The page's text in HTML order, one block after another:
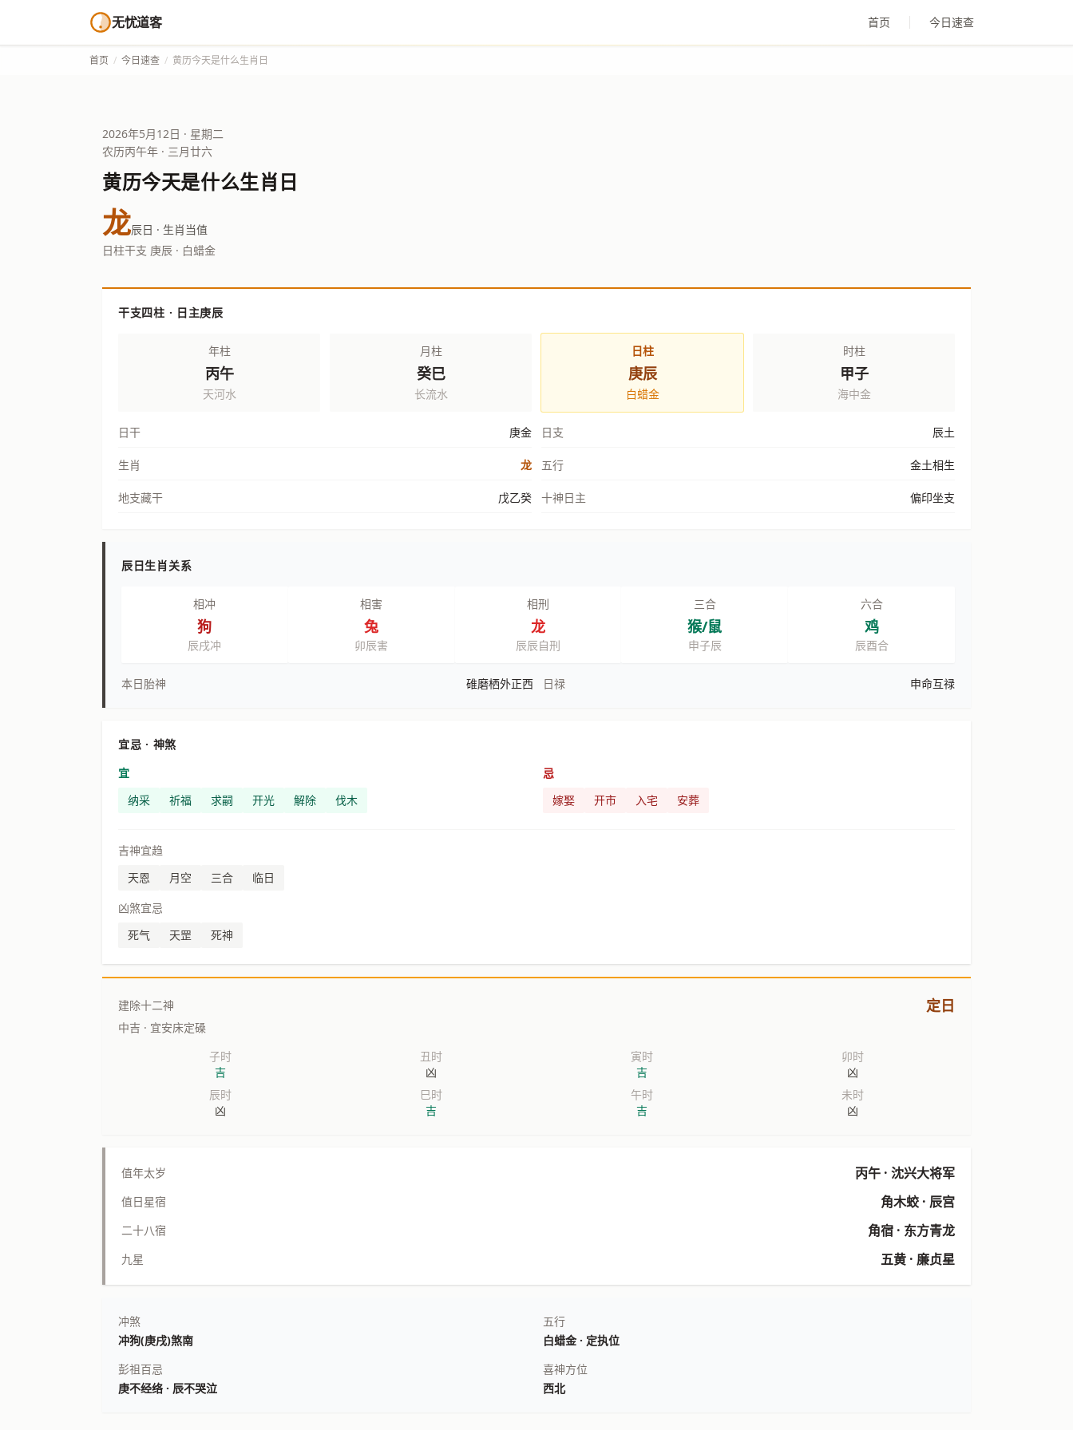
无忧道客 首页 今日速查
首页 / 今日速查 / 黄历今天是什么生肖日
2026年5月12日 · 星期二
农历丙午年 · 三月廿六
黄历今天是什么生肖日
龙辰日 · 生肖当值
日柱干支 庚辰 · 白蜡金
干支四柱 · 日主庚辰
年柱
丙午
天河水
月柱
癸巳
长流水
日柱
庚辰
白蜡金
时柱
甲子
海中金
日干 庚金 日支 辰土
生肖 龙 五行 金土相生
地支藏干 戊乙癸 十神日主 偏印坐支
辰日生肖关系
相冲
狗
辰戌冲
相害
兔
卯辰害
相刑
龙
辰辰自刑
三合
猴/鼠
申子辰
六合
鸡
辰酉合
本日胎神 碓磨栖外正西 日禄 申命互禄
宜忌 · 神煞
宜
纳采
祈福 求嗣 开光 解除 伐木
忌
嫁娶
开市 入宅 安葬
吉神宜趋
天恩
月空 三合
临日
凶煞宜忌
死气
天罡 死神
建除十二神 定日
中吉 · 宜安床定磉
子时
吉
丑时
凶
寅时
吉
卯时
凶
辰时
凶
巳时
吉
午时
吉
未时
凶
值年太岁 丙午 · 沈兴大将军
值日星宿 角木蛟 · 辰宫
二十八宿 角宿 · 东方青龙
九星 五黄 · 廉贞星
冲煞
冲狗(庚戌)煞南
五行
白蜡金 · 定执位
彭祖百忌
庚不经络 · 辰不哭泣
喜神方位
西北